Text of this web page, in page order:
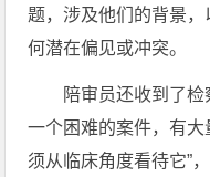
题，涉及他们的背景
何潜在偏见或冲突。
陪审员还收到了
一个困难的案件，有
须从临床角度看待它”，